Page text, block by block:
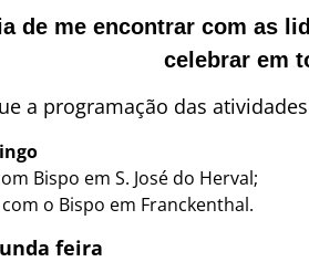
de me encontrar com as
celebrar em
a programação das
Bispo em S. José do Herval;
o Bispo em Franckenthal.
feira